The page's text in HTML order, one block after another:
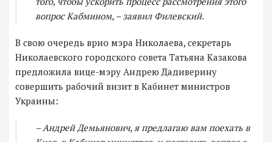
вопрос Кабмином, – заявил Филевский.
В свою очередь врио мэра Николаева, секретарь
Николаевского городского совета Татьяна Казакова
предложила вице-мэру Андрею Дадиверину
совершить рабочий визит в Кабинет министров
Украины:
– Андрей Демьянович, я предлагаю вам поехать в